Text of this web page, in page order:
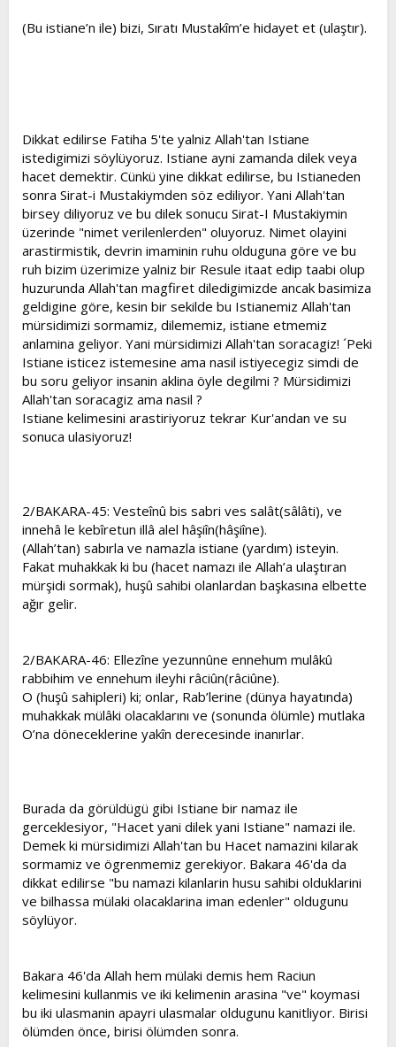
(Bu istiane’n ile) bizi, Sıratı Mustakîm’e hidayet et (ulaştır).
Dikkat edilirse Fatiha 5'te yalniz Allah'tan Istiane
istedigimizi söylüyoruz. Istiane ayni zamanda dilek veya
hacet demektir. Cünkü yine dikkat edilirse, bu Istianeden
sonra Sirat-i Mustakiymden söz ediliyor. Yani Allah'tan
birsey diliyoruz ve bu dilek sonucu Sirat-I Mustakiymin
üzerinde "nimet verilenlerden" oluyoruz. Nimet olayini
arastirmistik, devrin imaminin ruhu olduguna göre ve bu
ruh bizim üzerimize yalniz bir Resule itaat edip taabi olup
huzurunda Allah'tan magfiret diledigimizde ancak basimiza
geldigine göre, kesin bir sekilde bu Istianemiz Allah'tan
mürsidimizi sormamiz, dilememiz, istiane etmemiz
anlamina geliyor. Yani mürsidimizi Allah'tan soracagiz! ´Peki
Istiane isticez istemesine ama nasil istiyecegiz simdi de
bu soru geliyor insanin aklina öyle degilmi ? Mürsidimizi
Allah'tan soracagiz ama nasil ?
Istiane kelimesini arastiriyoruz tekrar Kur'andan ve su
sonuca ulasiyoruz!
2/BAKARA-45: Vesteînû bis sabri ves salât(sâlâti), ve
innehâ le kebîretun illâ alel hâşiîn(hâşiîne).
(Allah’tan) sabırla ve namazla istiane (yardım) isteyin.
Fakat muhakkak ki bu (hacet namazı ile Allah’a ulaştıran
mürşidi sormak), huşû sahibi olanlardan başkasına elbette
ağır gelir.
2/BAKARA-46: Ellezîne yezunnûne ennehum mulâkû
rabbihim ve ennehum ileyhi râciûn(râciûne).
O (huşû sahipleri) ki; onlar, Rab’lerine (dünya hayatında)
muhakkak mülâki olacaklarını ve (sonunda ölümle) mutlaka
O’na döneceklerine yakîn derecesinde inanırlar.
Burada da görüldügü gibi Istiane bir namaz ile
gerceklesiyor, "Hacet yani dilek yani Istiane" namazi ile.
Demek ki mürsidimizi Allah'tan bu Hacet namazini kilarak
sormamiz ve ögrenmemiz gerekiyor. Bakara 46'da da
dikkat edilirse "bu namazi kilanlarin husu sahibi olduklarini
ve bilhassa mülaki olacaklarina iman edenler" oldugunu
söylüyor.
Bakara 46'da Allah hem mülaki demis hem Raciun
kelimesini kullanmis ve iki kelimenin arasina "ve" koymasi
bu iki ulasmanin apayri ulasmalar oldugunu kanitliyor. Birisi
ölümden önce, birisi ölümden sonra.